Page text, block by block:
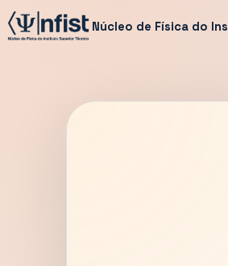
Núcleo de Física do